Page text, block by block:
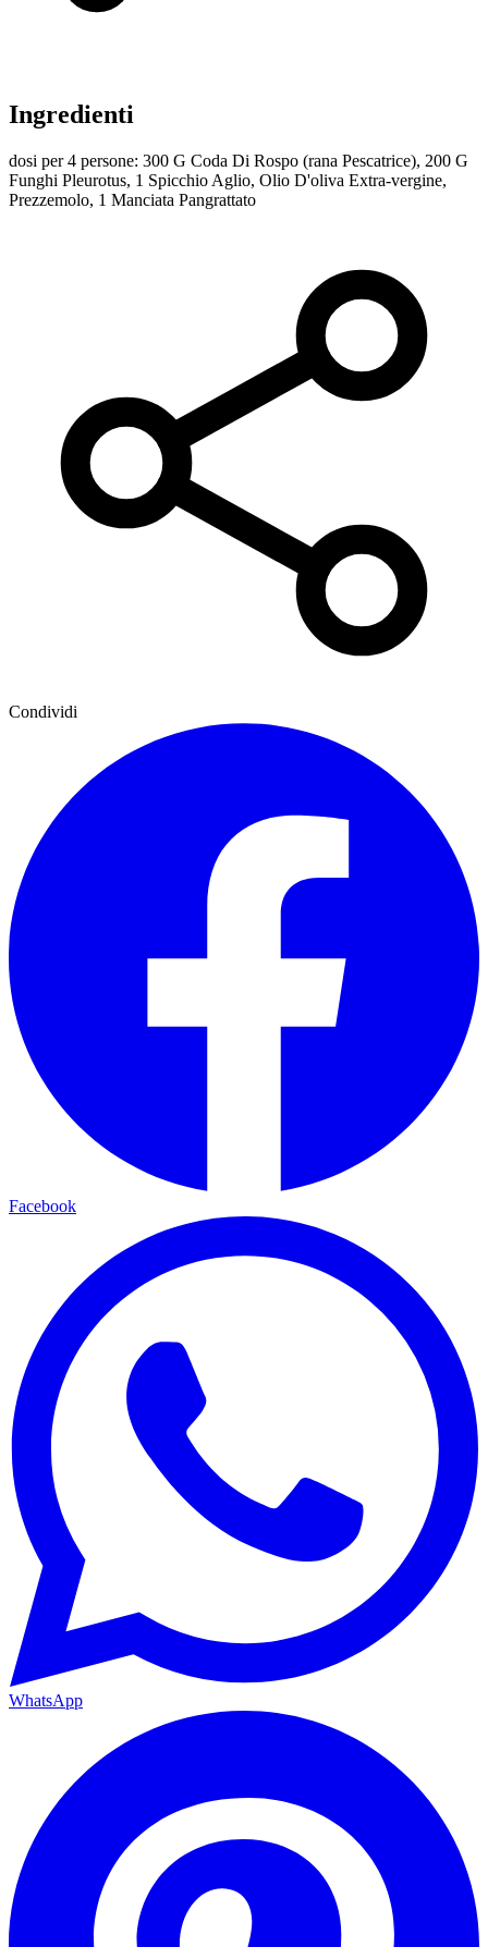
Ingredienti
dosi per 4 persone: 300 G Coda Di Rospo (rana Pescatrice), 200 G
Funghi Pleurotus, 1 Spicchio Aglio, Olio D'oliva Extra-vergine,
Prezzemolo, 1 Manciata Pangrattato
Condividi
Facebook
WhatsApp